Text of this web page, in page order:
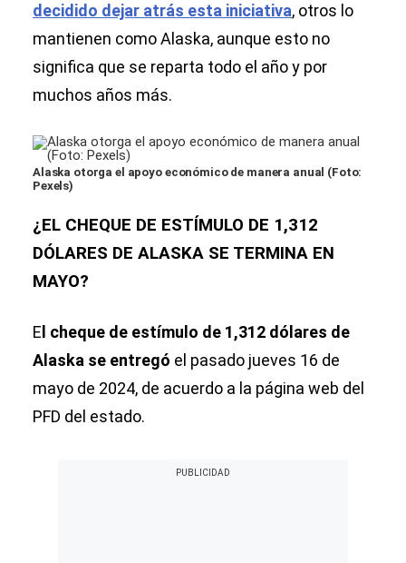
decidido dejar atrás esta iniciativa, otros lo
mantienen como Alaska, aunque esto no
significa que se reparta todo el año y por
muchos años más.
Alaska otorga el apoyo económico de manera anual (Foto:
Pexels)
¿EL CHEQUE DE ESTÍMULO DE 1,312
DÓLARES DE ALASKA SE TERMINA EN
MAYO?
E l cheque de estímulo de 1,312 dólares de
Alaska se entregó el pasado jueves 16 de
mayo de 2024, de acuerdo a la página web del
PFD del estado.